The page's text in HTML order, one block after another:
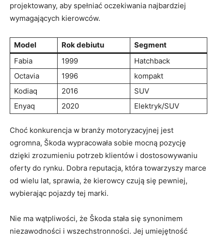
projektowany, aby spełniać oczekiwania najbardziej
wymagających kierowców.
Model Rok debiutu
Segment
Fabia
1999
Hatchback
Octavia
1996
kompakt
Kodiaq
2016
SUV
Enyaq
2020 Elektryk/SUV
Choć konkurencja w branży motoryzacyjnej jest
⁣ogromna, Škoda wypracowała sobie mocną pozycję
dzięki zrozumieniu potrzeb klientów i dostosowywaniu‌
oferty do rynku. Dobra reputacja, która towarzyszy marce
od wielu lat, ⁤sprawia, że kierowcy czują się pewniej,
wybierając pojazdy tej marki.
Nie ma wątpliwości, że Škoda stała się synonimem
niezawodności i wszechstronności. Jej umiejętność‌